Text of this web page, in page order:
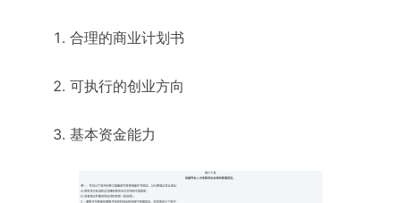
合理的商业计划书
可执行的创业方向
基本资金能力